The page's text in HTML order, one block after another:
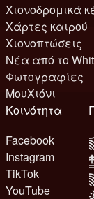
Χιονοδρομικά
Χάρτες καιρού
Χιονοπτώσεις
Νέα από το
Φωτογραφίες
ΜουΧιόνι
Κοινότητα
Facebook
Instagram
TikTok
YouTube